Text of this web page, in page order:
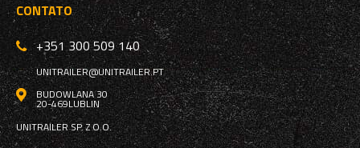
CONTATO
+351 300 509 140
UNITRAILER@UNITRAILER.PT
BUDOWLANA 30
20-469LUBLIN
UNITRAILER SP. Z O.O.